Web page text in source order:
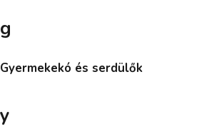
g
Gyermekekó és serdülők
y